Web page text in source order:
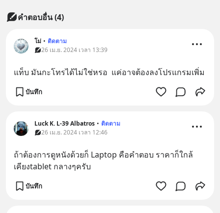
คำตอบอื่น(4)
โม่ • ติดตาม
26 เม.ย. 2024 เวลา 13:39
แท็บ มันกะโทรได้ไม่ใช่หรอ  แค่อาจต้องลงโปรแกรมเพิ่ม
บันทึก
Luck K. L-39 Albatros • ติดตาม
26 เม.ย. 2024 เวลา 12:46
ถ้าต้องการดูหนังด้วยก็ Laptop คือคำตอบ ราคาก็ใกล้
เคียงtablet กลางๆครับ
บันทึก